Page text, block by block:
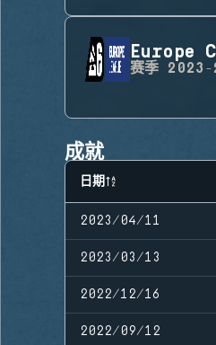
Europe
赛季 2023-
成就
日期
2023/04/11
2023/03/13
2022/12/16
2022/09/12